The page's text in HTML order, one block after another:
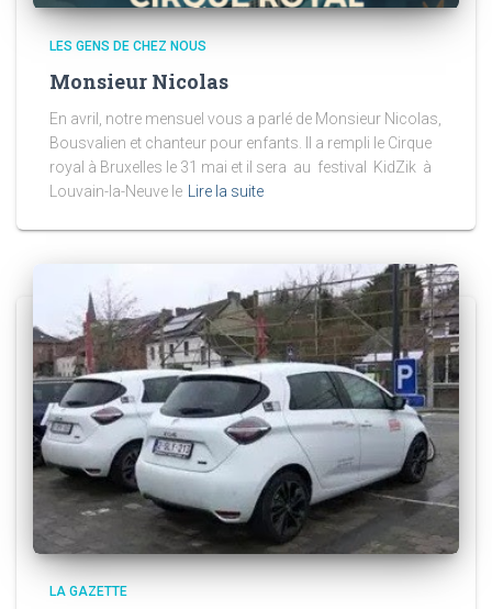
LES GENS DE CHEZ NOUS
Monsieur Nicolas
En avril, notre mensuel vous a parlé de Monsieur Nicolas,
Bousvalien et chanteur pour enfants. Il a rempli le Cirque
royal à Bruxelles le 31 mai et il sera au festival KidZik à
Louvain-la-Neuve le Lire la suite
LA GAZETTE